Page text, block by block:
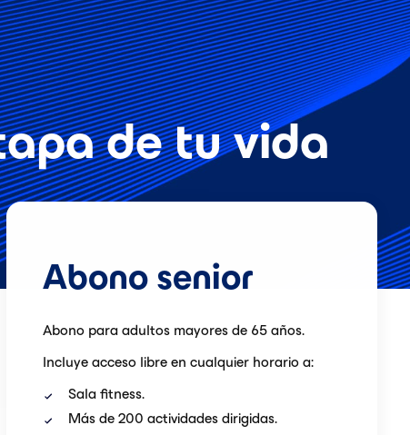
de tu vida
Abono senior
Abono para adultos mayores de 65 años.
Incluye acceso libre en cualquier horario a:
Sala fitness.
Más de 200 actividades dirigidas.